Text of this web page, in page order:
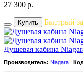
27 300 р.
Купить Быстрый
Душевая кабина
Производитель: Niagara